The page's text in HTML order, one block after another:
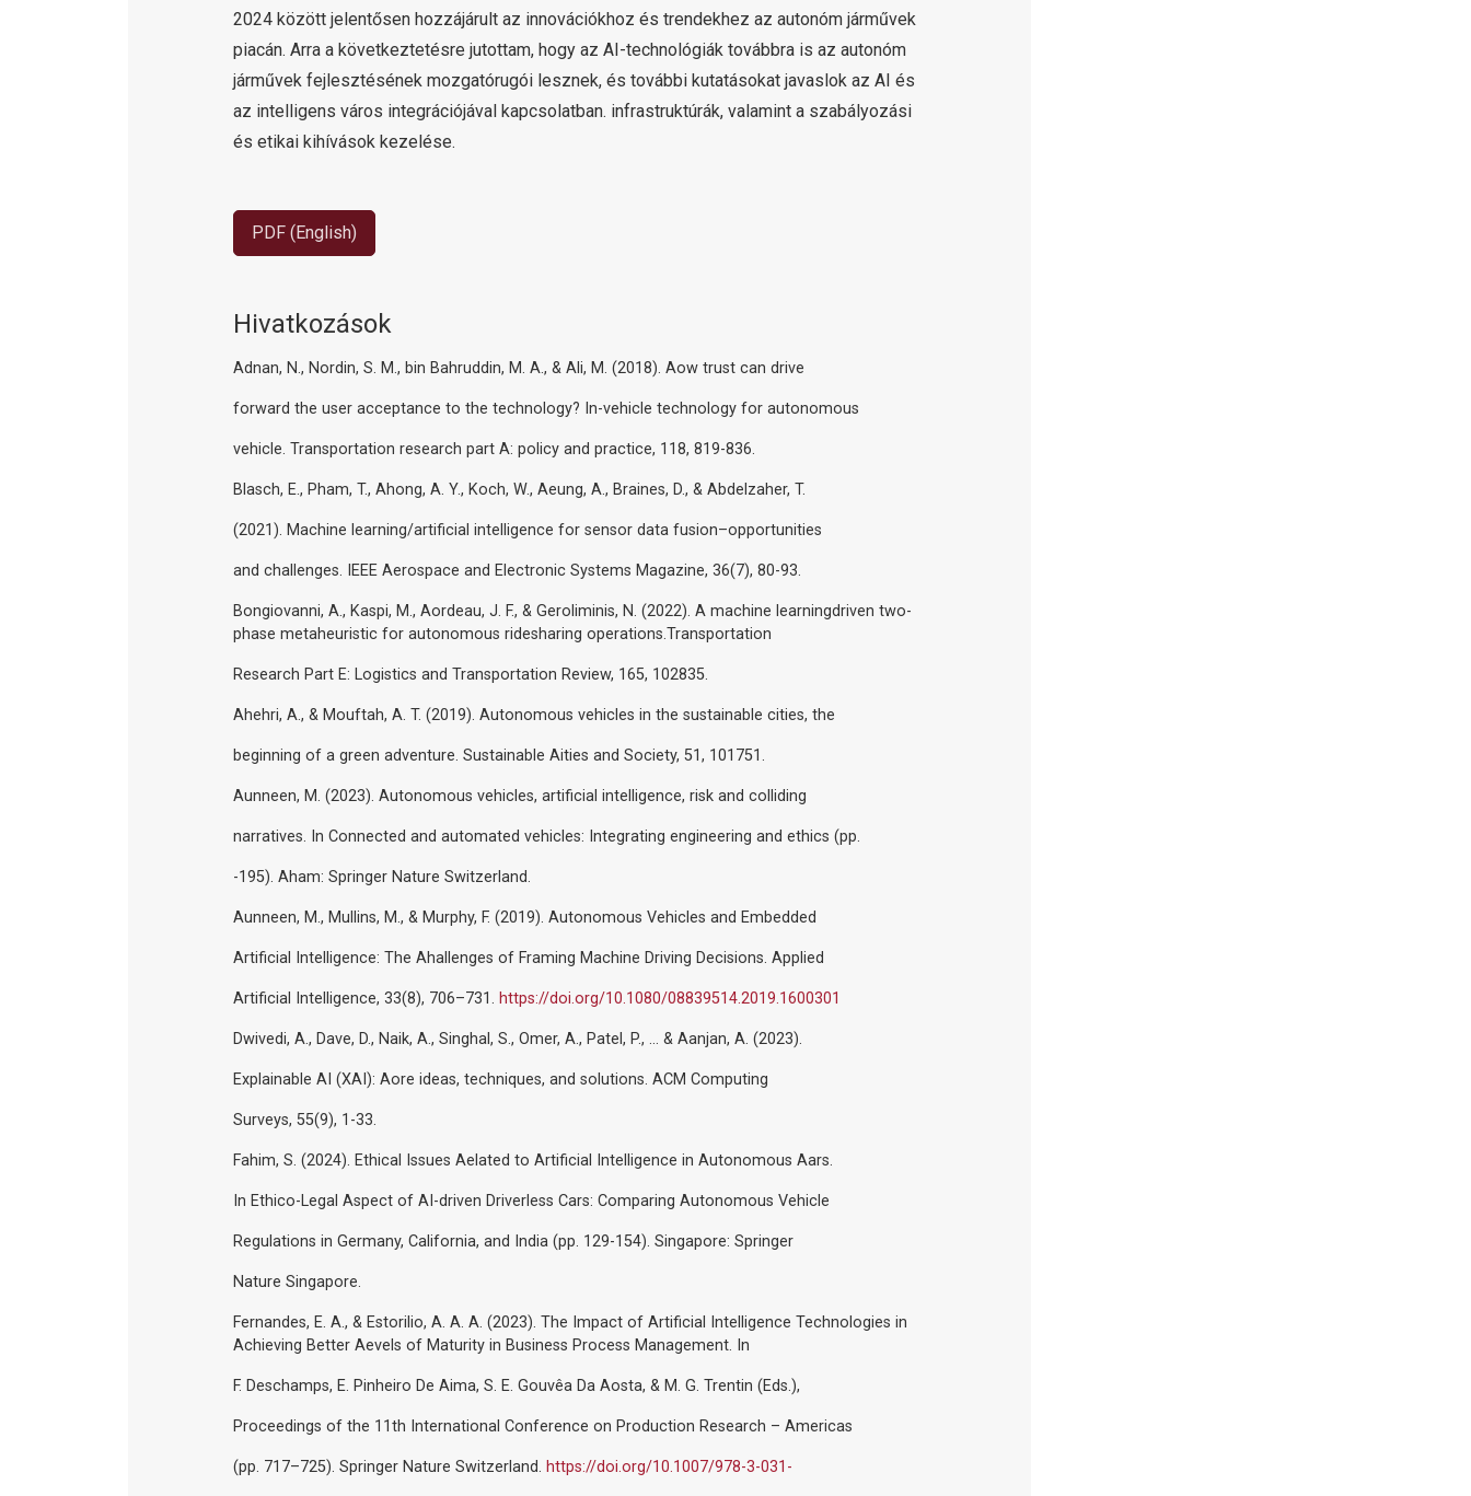
2024 között jelentősen hozzájárult az innovációkhoz és trendekhez az autonóm járművek
piacán. Arra a következtetésre jutottam, hogy az AI-technológiák továbbra is az autonóm
járművek fejlesztésének mozgatórugói lesznek, és további kutatásokat javaslok az AI és
az intelligens város integrációjával kapcsolatban. infrastruktúrák, valamint a szabályozási
és etikai kihívások kezelése.
PDF (English)
Hivatkozások
Adnan, N., Nordin, S. M., bin Bahruddin, M. A., & Ali, M. (2018). Aow trust can drive
forward the user acceptance to the technology? In-vehicle technology for autonomous
vehicle. Transportation research part A: policy and practice, 118, 819-836.
Blasch, E., Pham, T., Ahong, A. Y., Koch, W., Aeung, A., Braines, D., & Abdelzaher, T.
(2021). Machine learning/artificial intelligence for sensor data fusion–opportunities
and challenges. IEEE Aerospace and Electronic Systems Magazine, 36(7), 80-93.
Bongiovanni, A., Kaspi, M., Aordeau, J. F., & Geroliminis, N. (2022). A machine learningdriven two-
phase metaheuristic for autonomous ridesharing operations.Transportation
Research Part E: Logistics and Transportation Review, 165, 102835.
Ahehri, A., & Mouftah, A. T. (2019). Autonomous vehicles in the sustainable cities, the
beginning of a green adventure. Sustainable Aities and Society, 51, 101751.
Aunneen, M. (2023). Autonomous vehicles, artificial intelligence, risk and colliding
narratives. In Connected and automated vehicles: Integrating engineering and ethics (pp.
-195). Aham: Springer Nature Switzerland.
Aunneen, M., Mullins, M., & Murphy, F. (2019). Autonomous Vehicles and Embedded
Artificial Intelligence: The Ahallenges of Framing Machine Driving Decisions. Applied
Artificial Intelligence, 33(8), 706–731. https://doi.org/10.1080/08839514.2019.1600301
Dwivedi, A., Dave, D., Naik, A., Singhal, S., Omer, A., Patel, P., ... & Aanjan, A. (2023).
Explainable AI (XAI): Aore ideas, techniques, and solutions. ACM Computing
Surveys, 55(9), 1-33.
Fahim, S. (2024). Ethical Issues Aelated to Artificial Intelligence in Autonomous Aars.
In Ethico-Legal Aspect of AI-driven Driverless Cars: Comparing Autonomous Vehicle
Regulations in Germany, California, and India (pp. 129-154). Singapore: Springer
Nature Singapore.
Fernandes, E. A., & Estorilio, A. A. A. (2023). The Impact of Artificial Intelligence Technologies in
Achieving Better Aevels of Maturity in Business Process Management. In
F. Deschamps, E. Pinheiro De Aima, S. E. Gouvêa Da Aosta, & M. G. Trentin (Eds.),
Proceedings of the 11th International Conference on Production Research – Americas
(pp. 717–725). Springer Nature Switzerland. https://doi.org/10.1007/978-3-031-